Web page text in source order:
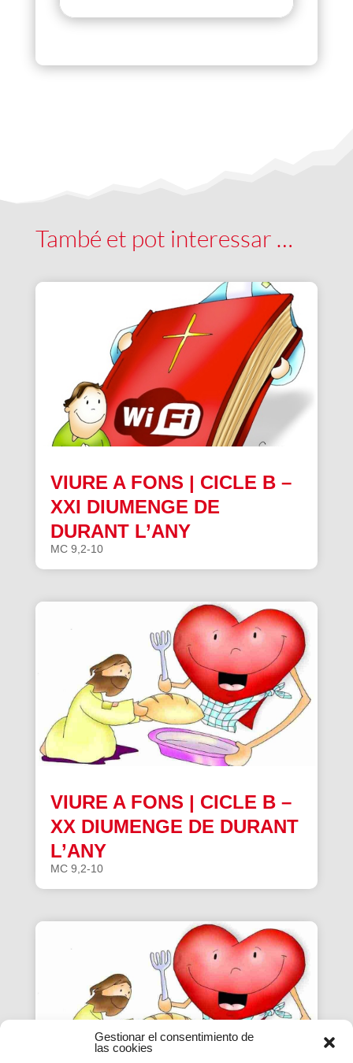
Gestionar el consentimiento de
las cookies
També et pot interessar …
VIURE A FONS | CICLE B –
XXI DIUMENGE DE
DURANT L’ANY
MC 9,2-10
VIURE A FONS | CICLE B –
XX DIUMENGE DE DURANT
L’ANY
MC 9,2-10